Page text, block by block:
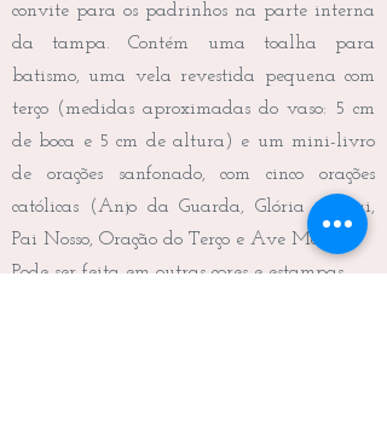
convite para os padrinhos na parte interna
da tampa. Contém uma toalha para
batismo, uma vela revestida pequena com
terço (medidas aproximadas do vaso: 5 cm
de boca e 5 cm de altura) e um mini-livro
de orações sanfonado, com cinco orações
católicas (Anjo da Guarda, Glória ao Pai,
Pai Nosso, Oração do Terço e Ave Maria).
Pode ser feita em outras cores e estampas.